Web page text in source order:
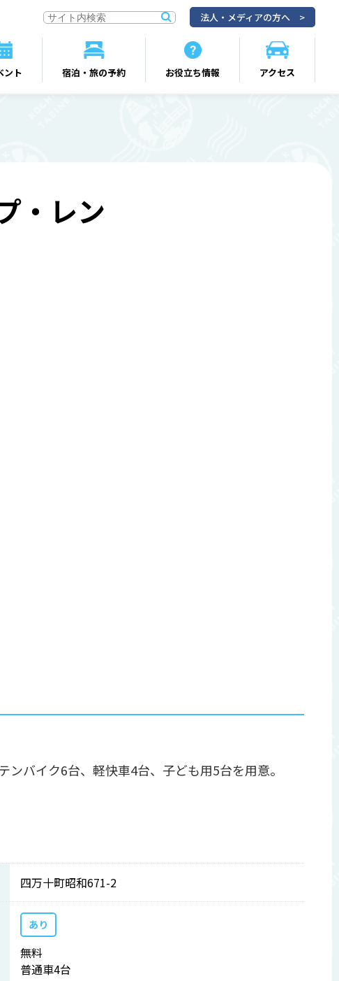
ント 宿泊・旅の予約 お役立ち情報 アクセス
法人・メディアの方へ
・レン
バイク6台、軽快車4台、子ども用5台を用意。
四万十町昭和671-2
あり
無料
普通車4台